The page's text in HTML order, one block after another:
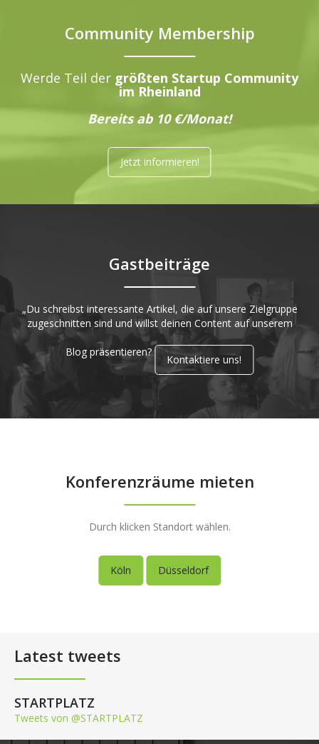
Community Membership
Werde Teil der größten Startup Community
im Rheinland
Bereits ab 10 €/Monat!
Jetzt informieren!
Gastbeiträge
„Du schreibst interessante Artikel, die auf unsere Zielgruppe
zugeschnitten sind und willst deinen Content auf unserem
Blog präsentieren?
Kontaktiere uns!
Konferenzräume mieten
Durch klicken Standort wählen.
Köln Düsseldorf
Latest tweets
STARTPLATZ
Tweets von @STARTPLATZ